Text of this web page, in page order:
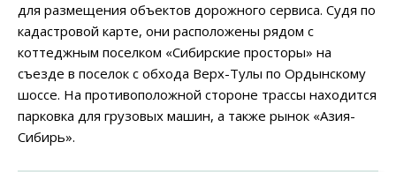
для размещения объектов дорожного сервиса. Судя по
кадастровой карте, они расположены рядом с
коттеджным поселком «Сибирские просторы» на
съезде в поселок с обхода Верх-Тулы по Ордынскому
шоссе. На противоположной стороне трассы находится
парковка для грузовых машин, а также рынок «Азия-
Сибирь».